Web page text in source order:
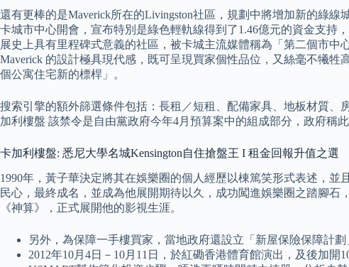
還有更棒的是Maverick所在的Livingston社區，規劃中將增加新的綠線
卡城市中心開會，宣布特別是綠色輕軌線得到了1.46億元的資金支持
展史上具有里程碑式意義的社區，被卡城主流媒體稱為「第二個市中
Maverick 的設計極具現代感，既可呈現買家個性品位，又絲毫不犧牲
個公寓住宅新的標桿」。
搜索引擎的額外篩選條件包括：長租／短租、配備家具、地板材質
加利樓盤 該禁令是自由黨政府今年4月預算案中的組成部分，政府稱
卡加利樓盤: 悉尼大學名城Kensington自住搶盤王 I 租金回報升值之選
1990年，黃子華決定將其在娛樂圈的個人經歷以棟篤笑形式表述，
民心，最終成名，並成為他展開期待以久，成功闖進娛樂圈之踏腳
《神算》，正式展開他的影視生涯。
另外，為保障一手樓買家，當地政府還設立「新屋保險保障計劃
2012年10月4日－10月11日，於紅磡香港體育館演出，及後加開